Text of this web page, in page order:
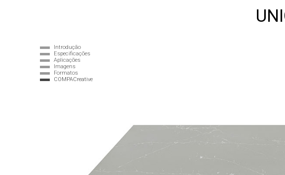
Introdução
Especificações
Aplicações
Imagens
Formatos
COMPACreative